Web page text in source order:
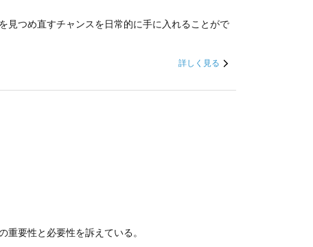
見つめ直すチャンスを日常的に手に入れることがで
詳しく見る
要性と必要性を訴えている。